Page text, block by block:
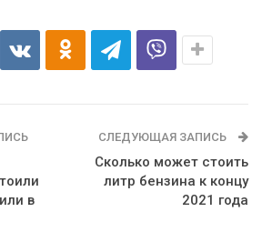
в
СЛЕДУЮЩАЯ ЗАПИСЬ
Сколько может стоить
литр бензина к концу
2021 года